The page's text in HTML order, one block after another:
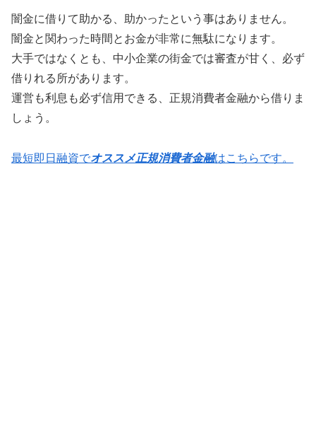
闇金に借りて助かる、助かったという事はありません。
闇金と関わった時間とお金が非常に無駄になります。
大手ではなくとも、中小企業の街金では審査が甘く、必ず
借りれる所があります。
運営も利息も必ず信用できる、正規消費者金融から借りま
しょう。
最短即日融資でオススメ正規消費者金融はこちらです。